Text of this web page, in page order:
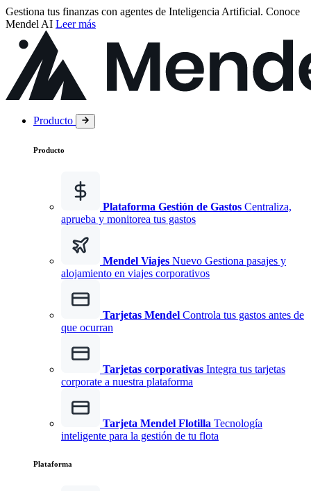
Gestiona tus finanzas con agentes de Inteligencia Artificial. Conoce
Mendel AI Leer más
Producto
Producto
Plataforma Gestión de Gastos Centraliza,
aprueba y monitorea tus gastos
Mendel Viajes Nuevo Gestiona pasajes y
alojamiento en viajes corporativos
Tarjetas Mendel Controla tus gastos antes de
que ocurran
Tarjetas corporativas Integra tus tarjetas
corporate a nuestra plataforma
Tarjeta Mendel Flotilla Tecnología
inteligente para la gestión de tu flota
Plataforma